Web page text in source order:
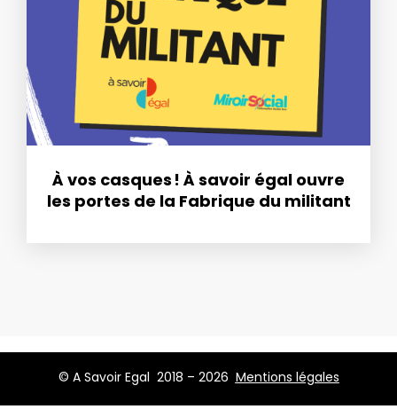
À vos casques ! À savoir égal ouvre
les portes de la Fabrique du militant
© A Savoir Egal 2018 – 2026 Mentions légales